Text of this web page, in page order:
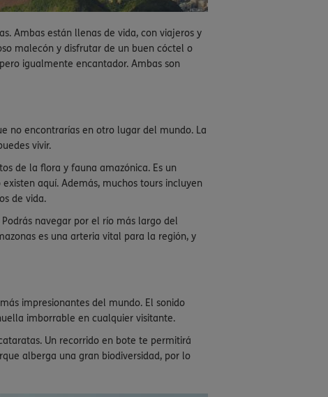
Ambas están llenas de vida, con viajeros y
malecón y disfrutar de un buen cóctel o
igualmente encantador. Ambas son
no encontrarías en otro lugar del mundo. La
vivir.
de la flora y fauna amazónica. Es un
aquí. Además, muchos tours incluyen
de vida.
navegar por el río más largo del
es una arteria vital para la región, y
impresionantes del mundo. El sonido
imborrable en cualquier visitante.
Un recorrido en bote te permitirá
alberga una gran biodiversidad, por lo